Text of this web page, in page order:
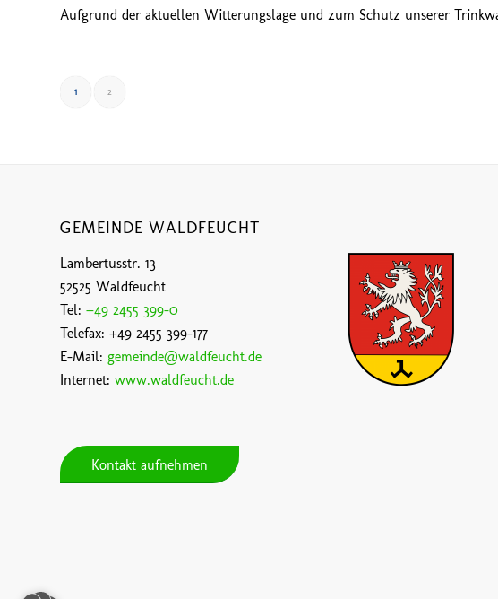
Aufgrund der aktuellen Witterungslage und zum Schutz unserer
1 2
GEMEINDE WALDFEUCHT
Lambertusstr. 13
52525 Waldfeucht
Tel: +49 2455 399-0
Telefax: +49 2455 399-177
E-Mail: gemeinde@waldfeucht.de
Internet: www.waldfeucht.de
Kontakt aufnehmen